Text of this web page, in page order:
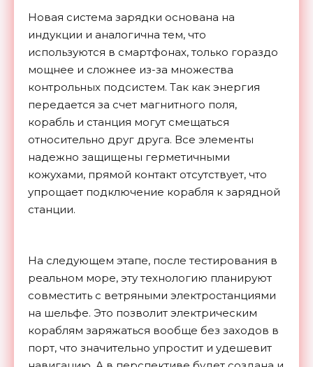
Новая система зарядки основана на
индукции и аналогична тем, что
используются в смартфонах, только гораздо
мощнее и сложнее из-за множества
контрольных подсистем. Так как энергия
передается за счет магнитного поля,
корабль и станция могут смещаться
относительно друг друга. Все элементы
надежно защищены герметичными
кожухами, прямой контакт отсутствует, что
упрощает подключение корабля к зарядной
станции.
На следующем этапе, после тестирования в
реальном море, эту технологию планируют
совместить с ветряными электростанциями
на шельфе. Это позволит электрическим
кораблям заряжаться вообще без заходов в
порт, что значительно упростит и удешевит